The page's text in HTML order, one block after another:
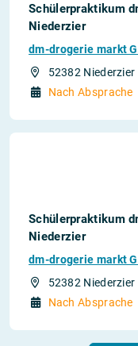
Schülerpraktikum
Niederzier
dm-drogerie markt
52382 Niederzier
Nach Absprache
Schülerpraktikum
Niederzier
dm-drogerie markt
52382 Niederzier
Nach Absprache